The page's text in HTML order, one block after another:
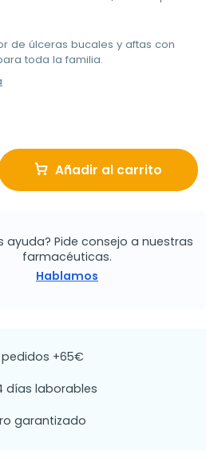
de úlceras bucales y aftas con
toda la familia.
Añadir al carrito
ayuda? Pide consejo a nuestras
farmacéuticas.
Hablamos
+65€
días laborables
garantizado